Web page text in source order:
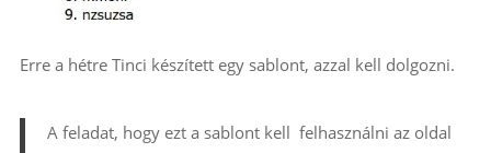
Erre a hétre Tinci készített egy sablont, azzal kell dolgozni.
A feladat, hogy ezt a sablont kell felhasználni az oldal